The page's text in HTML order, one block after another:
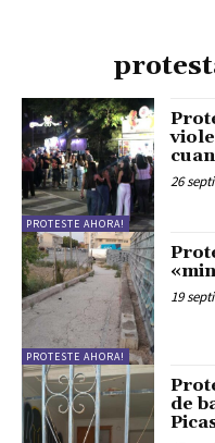
PROTESTE AHORA!
26
PROTESTE AHORA!
19
de